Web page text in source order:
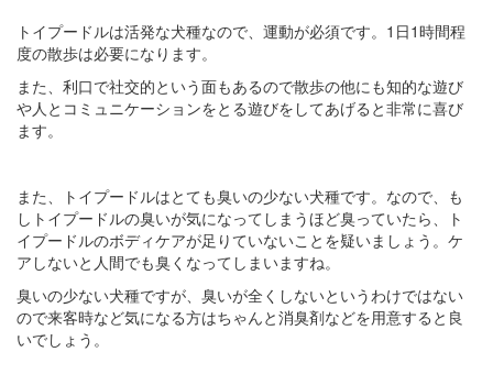
トイプードルは活発な犬種なので、運動が必須です。1日1時間程
度の散歩は必要になります。
また、利口で社交的という面もあるので散歩の他にも知的な遊び
や人とコミュニケーションをとる遊びをしてあげると非常に喜び
ます。
また、トイプードルはとても臭いの少ない犬種です。なので、も
しトイプードルの臭いが気になってしまうほど臭っていたら、ト
イプードルのボディケアが足りていないことを疑いましょう。ケ
アしないと人間でも臭くなってしまいますね。
臭いの少ない犬種ですが、臭いが全くしないというわけではない
ので来客時など気になる方はちゃんと消臭剤などを用意すると良
いでしょう。